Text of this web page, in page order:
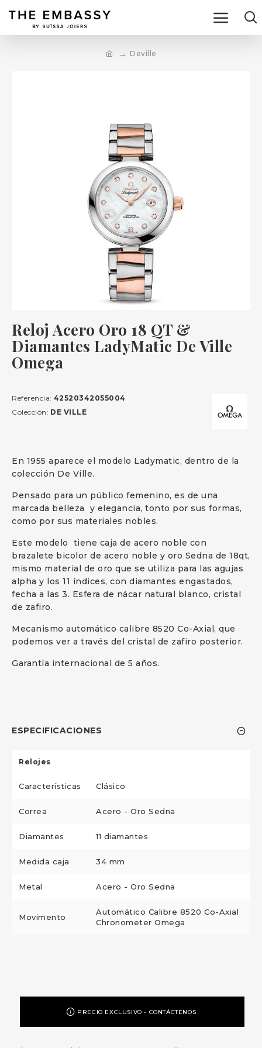
Deville
Reloj Acero Oro 18 QT &
Diamantes LadyMatic De Ville
Omega
En 1955 aparece el modelo Ladymatic, dentro de la
colección De Ville.
Pensado para un público femenino, es de una
marcada belleza y elegancia, tonto por sus formas,
como por sus materiales nobles.
Este modelo tiene caja de acero noble con
brazalete bicolor de acero noble y oro Sedna de 18qt,
mismo material de oro que se utiliza para las agujas
alpha y los 11 índices, con diamantes engastados,
fecha a las 3. Esfera de nácar natural blanco, cristal
de zafiro.
Mecanismo automático calibre 8520 Co-Axial, que
podemos ver a través del cristal de zafiro posterior.
Garantía internacional de 5 años.
ESPECIFICACIONES
Relojes
Características Clásico
Correa Acero - Oro Sedna
Diamantes 11 diamantes
Medida caja 34 mm
Metal Acero - Oro Sedna
Movimento
Automático Calibre 8520 Co-Axial
Chronometer Omega
Referencia: 42520342055004
Colección: DE VILLE
PRECIO EXCLUSIVO - CONTÁCTENOS